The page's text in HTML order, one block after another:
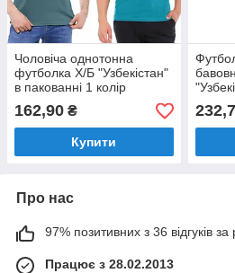
Чоловіча однотонна
футболка Х/Б "Узбекістан"
в пакованні 1 колір
Розміри: 46,48,50,52,54
(35011-2)
162,90 ₴
Купити
колір)
Про нас
97% позитивних з 36 відгуків за
Працює з 28.02.2013